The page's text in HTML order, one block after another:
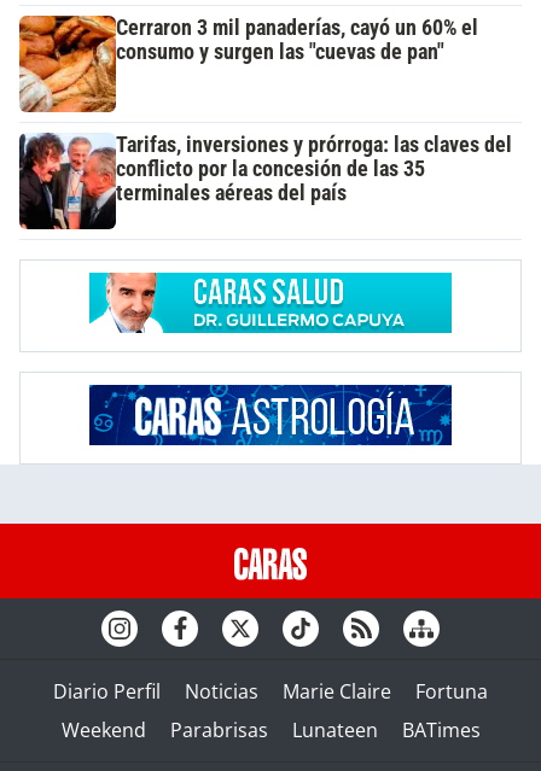
Cerraron 3 mil panaderías, cayó un 60% el
consumo y surgen las "cuevas de pan"
Tarifas, inversiones y prórroga: las claves del
conflicto por la concesión de las 35
terminales aéreas del país
Diario Perfil Noticias Marie Claire
Fortuna
Weekend
Parabrisas Lunateen BATimes